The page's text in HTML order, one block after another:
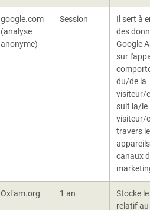
google.com
(analyse
anonyme)
Session
Il sert à
des
Google
sur
du/de la
visiteur/
suit la/le
visiteur/
travers
canaux
Oxfam.org 1 an
Stocke
relatif au